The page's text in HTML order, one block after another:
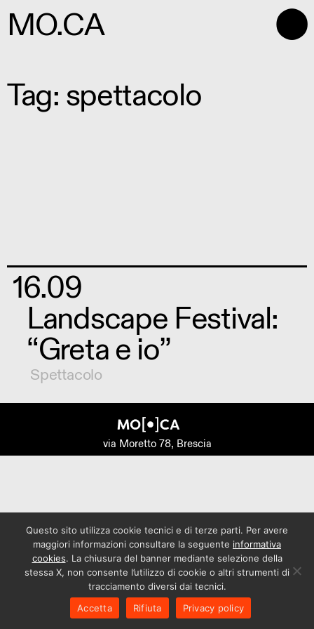
MO.CA
⬤
Tag: spettacolo
16.09
Landscape Festival:
“Greta e io”
Spettacolo
via Moretto 78, Brescia
Questo sito utilizza cookie tecnici e di terze parti. Per avere
maggiori informazioni consultare la seguente informativa
cookies. La chiusura del banner mediante selezione della
stessa X, non consente l’utilizzo di cookie o altri strumenti di
tracciamento diversi dai tecnici.
Accetta
Rifiuta Privacy policy